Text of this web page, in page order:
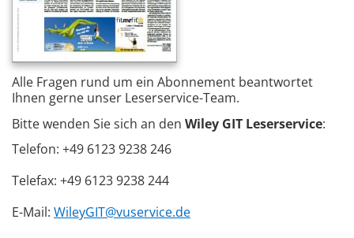
Alle Fragen rund um ein Abonnement beantwortet
Ihnen gerne unser Leserservice-Team.
Bitte wenden Sie sich an den Wiley GIT Leserservice:
Telefon: +49 6123 9238 246
Telefax: +49 6123 9238 244
E-Mail: WileyGIT@vuservice.de